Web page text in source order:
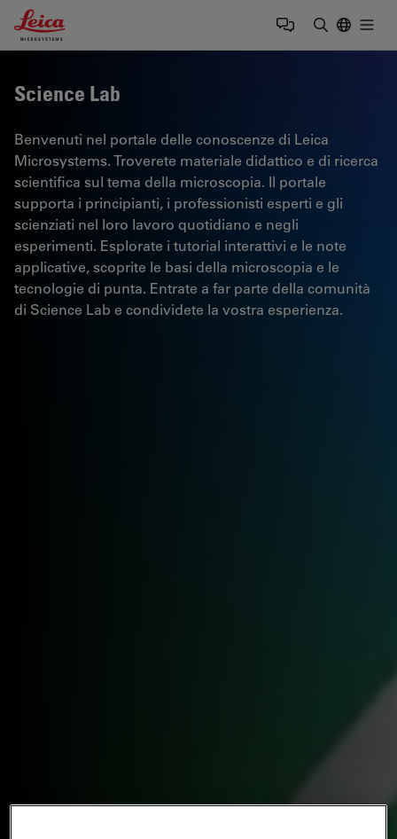
Leica Microsystems Logo
Science Lab
Benvenuti nel portale delle conoscenze di Leica
Microsystems. Troverete materiale didattico e di ricerca
scientifica sul tema della microscopia. Il portale
supporta i principianti, i professionisti esperti e gli
scienziati nel loro lavoro quotidiano e negli
esperimenti. Esplorate i tutorial interattivi e le note
applicative, scoprite le basi della microscopia e le
tecnologie di punta. Entrate a far parte della comunità
di Science Lab e condividete la vostra esperienza.